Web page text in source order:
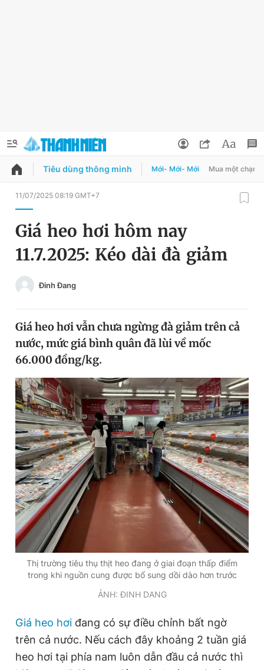
QUẢNG CÁO ĐẶT BÁO
Chuyên mục
Chuyên mục khác
Tin thị trường Tin 360
Video Magazine
Sản phẩm khác
Tiện ích Bạn cần biết
Thông tin tòa soạn Liên hệ quảng cáo
Đọc Thanh Niên trên điện thoại
Theo dõi báo trên
Đổi mật khẩu
Tin đã lưu
Tin đã xem
Đăng xuất
Tiêu dùng thông minh Mới- Mới- Mới Mua một chạm
11/07/2025 08:19 GMT+7
Giá heo hơi hôm nay
11.7.2025: Kéo dài đà giảm
Đinh Đang
Giá heo hơi vẫn chưa ngừng đà giảm trên cả
nước, mức giá bình quân đã lùi về mốc
66.000 đồng/kg.
Thị trường tiêu thụ thịt heo đang ở giai đoạn thấp điểm
trong khi nguồn cung được bổ sung dồi dào hơn trước
ẢNH: ĐINH DANG
Giá heo hơi đang có sự điều chỉnh bất ngờ
trên cả nước. Nếu cách đây khoảng 2 tuần giá
heo hơi tại phía nam luôn dẫn đầu cả nước thì